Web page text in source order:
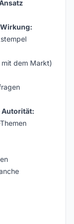
Wirkung:
dem Markt)
Autorität: